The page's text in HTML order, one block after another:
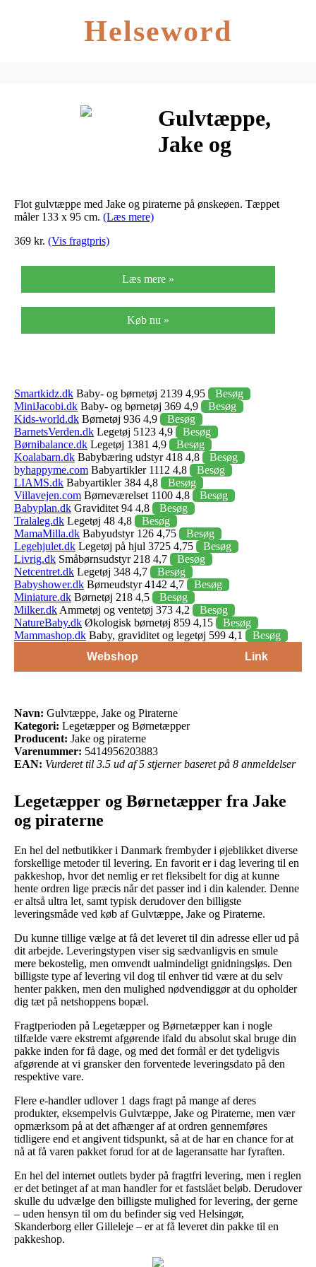
Helseword
Gulvtæppe,
Jake og
Flot gulvtæppe med Jake og piraterne på ønskeøen. Tæppet
måler 133 x 95 cm. (Læs mere)
369 kr. (Vis fragtpris)
Læs mere »
Køb nu »
Smartkidz.dk Baby- og børnetøj 2139 4,95
Besøg
MiniJacobi.dk Baby- og børnetøj 369 4,9
Besøg
Kids-world.dk Børnetøj 936 4,9
Besøg
BarnetsVerden.dk Legetøj 5123 4,9
Besøg
Børnibalance.dk Legetøj 1381 4,9
Besøg
Koalabarn.dk Babybæring udstyr 418 4,8
Besøg
byhappyme.com Babyartikler 1112 4,8
Besøg
LIAMS.dk Babyartikler 384 4,8
Besøg
Villavejen.com Børneværelset 1100 4,8
Besøg
Babyplan.dk Graviditet 94 4,8
Besøg
Tralaleg.dk Legetøj 48 4,8
Besøg
MamaMilla.dk Babyudstyr 126 4,75
Besøg
Legehjulet.dk Legetøj på hjul 3725 4,75
Besøg
Livrig.dk Småbørnsudstyr 218 4,7
Besøg
Netcentret.dk Legetøj 348 4,7
Besøg
Babyshower.dk Børneudstyr 4142 4,7
Besøg
Miniature.dk Børnetøj 218 4,5
Besøg
Milker.dk Ammetøj og ventetøj 373 4,2
Besøg
NatureBaby.dk Økologisk børnetøj 859 4,15
Besøg
Mammashop.dk Baby, graviditet og legetøj 599 4,1
Besøg
Webshop
Link
Navn: Gulvtæppe, Jake og Piraterne
Kategori: Legetæpper og Børnetæpper
Producent: Jake og piraterne
Varenummer: 5414956203883
EAN: Vurderet til 3.5 ud af 5 stjerner baseret på 8 anmeldelser
Legetæpper og Børnetæpper fra Jake
og piraterne
En hel del netbutikker i Danmark frembyder i øjeblikket diverse
forskellige metoder til levering. En favorit er i dag levering til en
pakkeshop, hvor det nemlig er ret fleksibelt for dig at kunne
hente ordren lige præcis når det passer ind i din kalender. Denne
er altså ultra let, samt typisk derudover den billigste
leveringsmåde ved køb af Gulvtæppe, Jake og Piraterne.
Du kunne tillige vælge at få det leveret til din adresse eller ud på
dit arbejde. Leveringstypen viser sig sædvanligvis en smule
mere bekostelig, men omvendt ualmindeligt gnidningsløs. Den
billigste type af levering vil dog til enhver tid være at du selv
henter pakken, men den mulighed nødvendiggør at du opholder
dig tæt på netshoppens bopæl.
Fragtperioden på Legetæpper og Børnetæpper kan i nogle
tilfælde være ekstremt afgørende ifald du absolut skal bruge din
pakke inden for få dage, og med det formål er det tydeligvis
afgørende at vi gransker den forventede leveringsdato på den
respektive vare.
Flere e-handler udlover 1 dags fragt på mange af deres
produkter, eksempelvis Gulvtæppe, Jake og Piraterne, men vær
opmærksom på at det afhænger af at ordren gennemføres
tidligere end et angivent tidspunkt, så at de har en chance for at
nå at få varen pakket forud for at de lageransatte har fyraften.
En hel del internet outlets byder på fragtfri levering, men i reglen
er det betinget af at man handler for et fastslået beløb. Derudover
skulle du udvælge den billigste mulighed for levering, der gerne
– uden hensyn til om du befinder sig ved Helsingør,
Skanderborg eller Gilleleje – er at få leveret din pakke til en
pakkeshop.